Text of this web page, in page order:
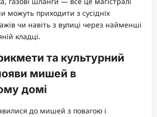
приходити з сусідніх
чи навіть з вулиці через найменші
кладці.
та культурний
мишей в
домі
до мишей з повагою і